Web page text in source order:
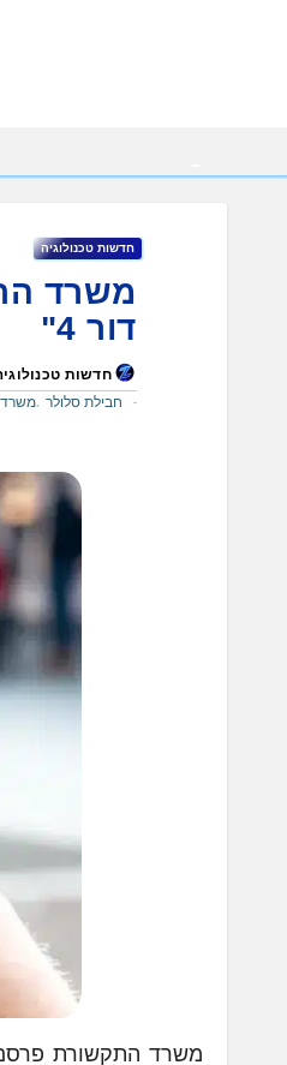
חדשות טכנולוגיה
משרד
דור 4"
חדשות
חבילת סלולר ,